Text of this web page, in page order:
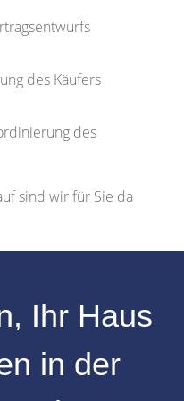
des Käufers
des
sind wir für Sie da
Ihr Haus
in der